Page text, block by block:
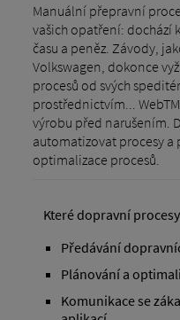
Manuální přepravní
vašich opatření: dochází
času a peněz. Závody,
Volkswagen, dokonce
procesů od svých
prostřednictvím...
výrobu před narušením.
automatizovat procesy
optimalizace procesů.
Které dopravní
Předávání
Plánování a
Komunikace se